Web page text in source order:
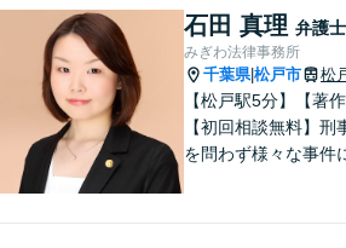
に、皆さんの明るい
ポートします。【電
可】
石田 真理 弁護士
みぎわ法律事務所
千葉県|松戸市 松
【松戸駅5分】【著
【初回相談無料】刑
を問わず様々な事件